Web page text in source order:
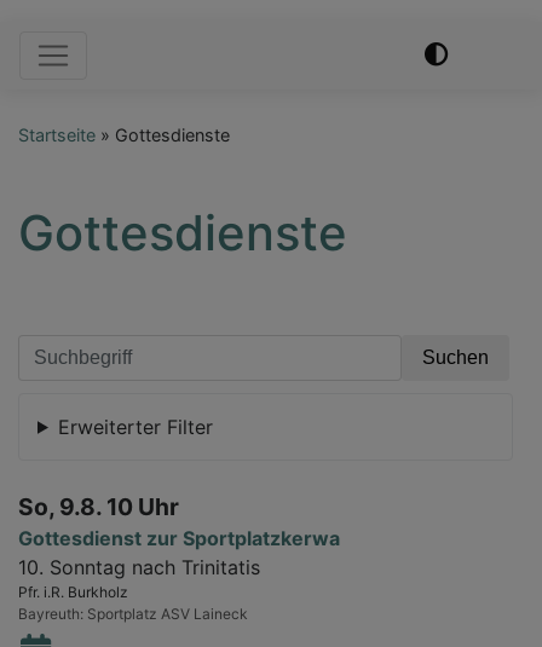
Hauptnavigation
Startseite Gottesdienste
Gottesdienste
Erweiterter Filter
So, 9.8. 10 Uhr
Gottesdienst zur Sportplatzkerwa
10. Sonntag nach Trinitatis
Pfr. i.R. Burkholz
Bayreuth Sportplatz ASV Laineck